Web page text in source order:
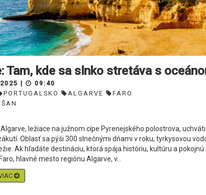
Tam, kde sa slnko stretáva s
|
09:40
PORTUGALSKO ALGARVE
FARO
ležiace na južnom cípe Pyrenejského polostrova,
Oblasť sa pýši 300 slnečnými dňami v roku, tyrkysovou
Ak hľadáte destináciu, ktorá spája históriu, kultúru a
hlavné mesto regiónu Algarve, v...